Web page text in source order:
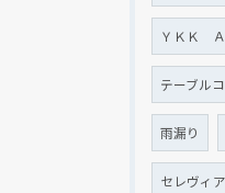
ＹＫＫ Ａ
テーブル
雨漏り
セレヴィア